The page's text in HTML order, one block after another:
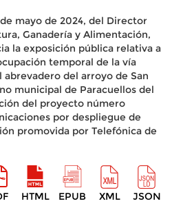
mayo de 2024, del Director
Ganadería y Alimentación,
la exposición pública relativa a
temporal de la vía
abrevadero del arroyo de San
municipal de Paracuellos del
del proyecto número
por despliegue de
promovida por Telefónica de
HTML EPUB XML JSON